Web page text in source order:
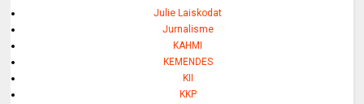
Julie Laiskodat
Jurnalisme
KAHMI
KEMENDES
KII
KKP